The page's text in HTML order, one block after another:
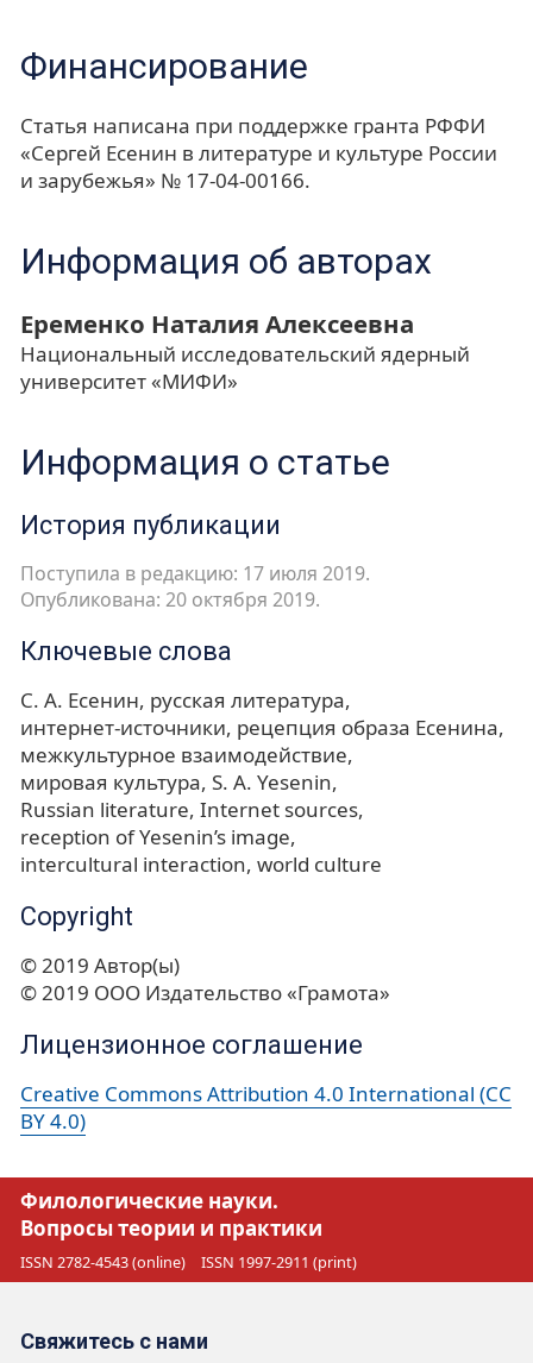
Финансирование
Статья написана при поддержке гранта РФФИ
«Сергей Есенин в литературе и культуре России
и зарубежья» № 17-04-00166.
Информация об авторах
Еременко Наталия Алексеевна
Национальный исследовательский ядерный
университет «МИФИ»
Информация о статье
История публикации
Поступила в редакцию: 17 июля 2019.
Опубликована: 20 октября 2019.
Ключевые слова
С. А. Есенин русская литература
интернет-источники рецепция образа Есенина
межкультурное взаимодействие
мировая культура S. A. Yesenin
Russian literature Internet sources
reception of Yesenin’s image
intercultural interaction world culture
Copyright
© 2019 Автор(ы)
© 2019 ООО Издательство «Грамота»
Лицензионное соглашение
Creative Commons Attribution 4.0 International (CC
BY 4.0)
Филологические науки.
Вопросы теории и практики
ISSN 2782-4543 (online) ISSN 1997-2911 (print)
Свяжитесь с нами